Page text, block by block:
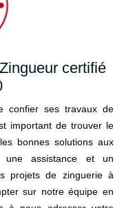
certifié
confier ses travaux de
important de trouver le
bonnes solutions aux
une assistance et un
projets de zinguerie à
sur notre équipe en